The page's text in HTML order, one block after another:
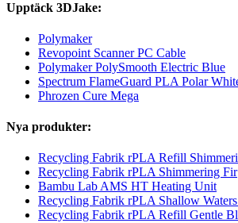
Upptäck 3DJake:
Polymaker
Revopoint Scanner PC Cable
Polymaker PolySmooth Electric Blue
Spectrum FlameGuard PLA Polar
Phrozen Cure Mega
Nya produkter:
Recycling Fabrik rPLA Refill
Recycling Fabrik rPLA Shimmering Fir
Bambu Lab AMS HT Heating Unit
Recycling Fabrik rPLA Shallow
Recycling Fabrik rPLA Refill Gentle